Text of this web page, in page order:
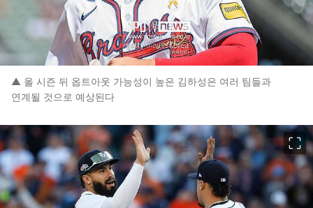
▲ 올 시즌 뒤 옵트아웃 가능성이 높은 김하성은 여러 팀들과
연계될 것으로 예상된다